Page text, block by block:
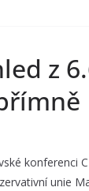
z
konferenci
unie